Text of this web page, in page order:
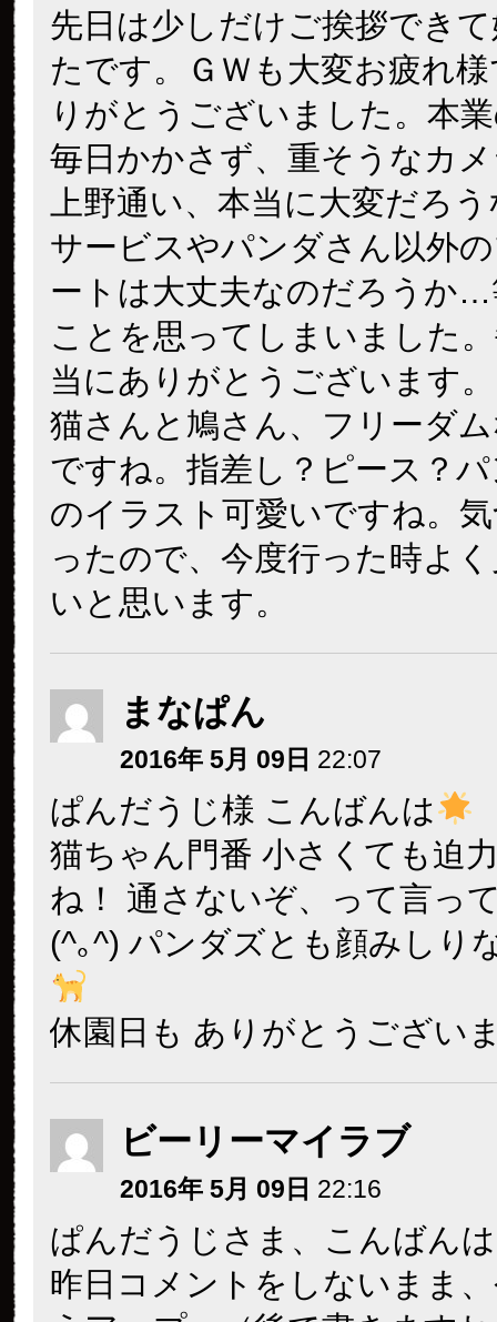
先日は少しだけご挨拶でき
たです。ＧＷも大変お疲れ
りがとうございました。本
毎日かかさず、重そうなカ
上野通い、本当に大変だろ
サービスやパンダさん以外
ートは大丈夫なのだろうか
ことを思ってしまいました
当にありがとうございます。
猫さんと鳩さん、フリーダ
ですね。指差し？ピース？
のイラスト可愛いですね。
ったので、今度行った時よ
いと思います。
まなぱん
2016年 5月 09日 22:07
ぱんだうじ様 こんばんは
猫ちゃん門番 小さくても迫
ね！ 通さないぞ、って言っ
(^｡^) パンダズとも顔みしり
休園日も ありがとうござい
ビーリーマイラブ
2016年 5月 09日 22:16
ぱんだうじさま、こんばん
昨日コメントをしないまま